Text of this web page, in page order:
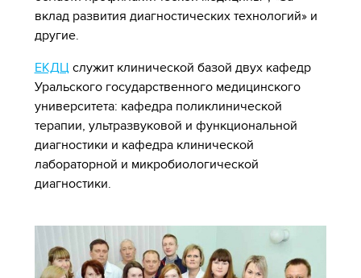
вклад развития диагностических технологий» и
другие.
ЕКДЦслужит клинической базой двух кафедр
Уральского государственного медицинского
университета: кафедра поликлинической
терапии, ультразвуковой и функциональной
диагностики и кафедра клинической
лабораторной и микробиологической
диагностики.